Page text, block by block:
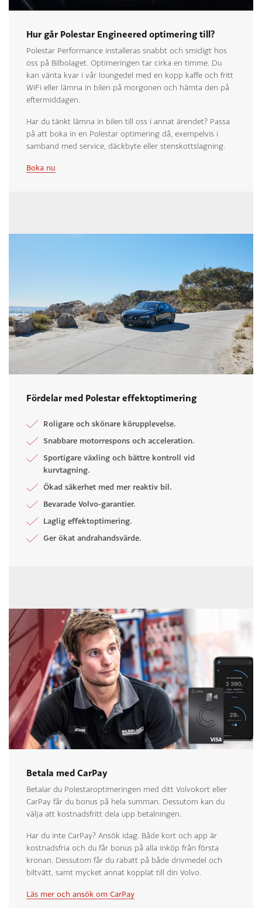
Hur går Polestar Engineered optimering till?
Polestar Performance installeras snabbt och smidigt hos
oss på Bilbolaget. Optimeringen tar cirka en timme. Du
kan vänta kvar i vår loungedel med en kopp kaffe och fritt
WiFi eller lämna in bilen på morgonen och hämta den på
eftermiddagen.
Har du tänkt lämna in bilen till oss i annat ärendet? Passa
på att boka in en Polestar optimering då, exempelvis i
samband med service, däckbyte eller stenskottslagning.
Boka nu
Fördelar med Polestar effektoptimering
Roligare och skönare körupplevelse.
Snabbare motorrespons och acceleration.
Sportigare växling och bättre kontroll vid
kurvtagning.
Ökad säkerhet med mer reaktiv bil.
Bevarade Volvo-garantier.
Laglig effektoptimering.
Ger ökat andrahandsvärde.
Betala med CarPay
Betalar du Polestaroptimeringen med ditt Volvokort eller
CarPay får du bonus på hela summan. Dessutom kan du
välja att kostnadsfritt dela upp betalningen.
Har du inte CarPay? Ansök idag. Både kort och app är
kostnadsfria och du får bonus på alla inköp från första
kronan. Dessutom får du rabatt på både drivmedel och
biltvätt, samt mycket annat kopplat till din Volvo.
Läs mer och ansök om CarPay